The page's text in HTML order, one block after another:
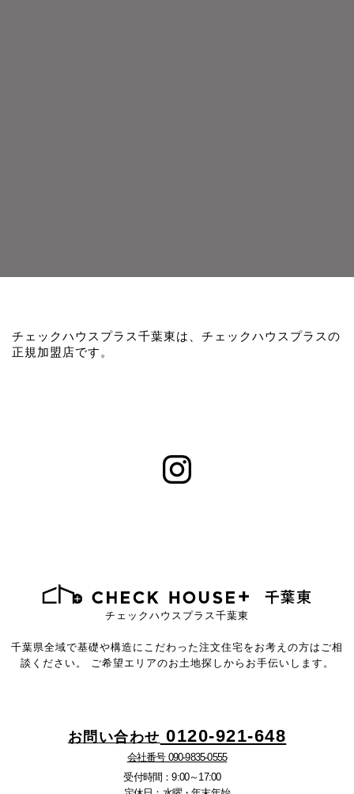
チェックハウスプラス千葉東は、チェックハウスプラスの
正規加盟店です。
チェックハウスプラス千葉東
千葉県全域で基礎や構造にこだわった注文住宅を お考えの方はご相
談ください。
ご希望エリアのお土地探しからお手伝いします。
お問い合わせ 0120-921-648
会社番号 090-9835-0555
受付時間：9:00～17:00